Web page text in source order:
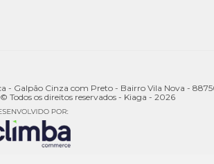
- Galpão Cinza com Preto - Bairro Vila Nova -
Todos os direitos reservados - Kiaga - 2026